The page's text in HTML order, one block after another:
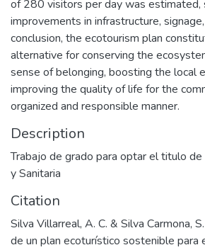
of 280 visitors per day was estimated,
improvements in infrastructure,
conclusion, the ecotourism plan
alternative for conserving the
sense of belonging, boosting the local
improving the quality of life for the
organized and responsible manner.
Description
Trabajo de grado para optar el titulo
y Sanitaria
Citation
Silva Villarreal, A. C. & Silva Carmona,
de un plan ecoturístico sostenible para